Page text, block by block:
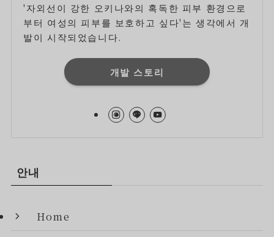
'자외선이 강한 오키나와의 혹독한 피부 환경으로
부터 여성의 피부를 보호하고 싶다'는 생각에서 개
발이 시작되었습니다.
개발 스토리
안내
Home